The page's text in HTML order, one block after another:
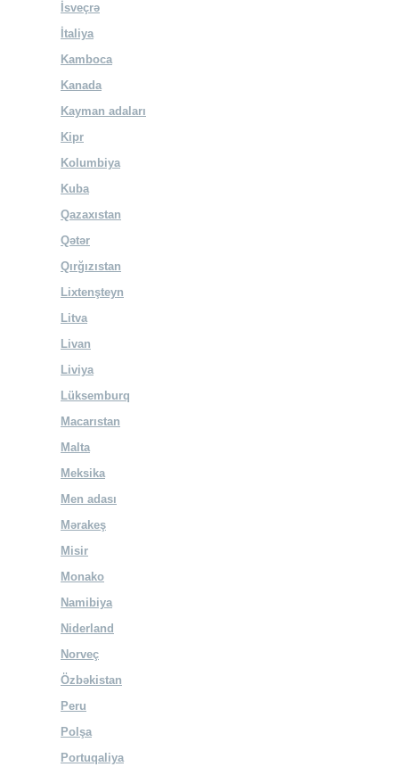
İsveçrə
İtaliya
Kamboca
Kanada
Kayman adaları
Kipr
Kolumbiya
Kuba
Qazaxıstan
Qətər
Qırğızıstan
Lixtenşteyn
Litva
Livan
Liviya
Lüksemburq
Macarıstan
Malta
Meksika
Men adası
Mərakeş
Misir
Monako
Namibiya
Niderland
Norveç
Özbəkistan
Peru
Polşa
Portuqaliya